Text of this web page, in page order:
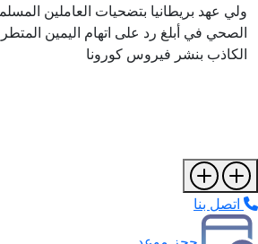
ولي عهد بريطانيا بتضحيات العاملين
الصحي في أبلغ رد على اتهام اليمين
الكاذب بنشر فيروس كورونا
اتصل بنا